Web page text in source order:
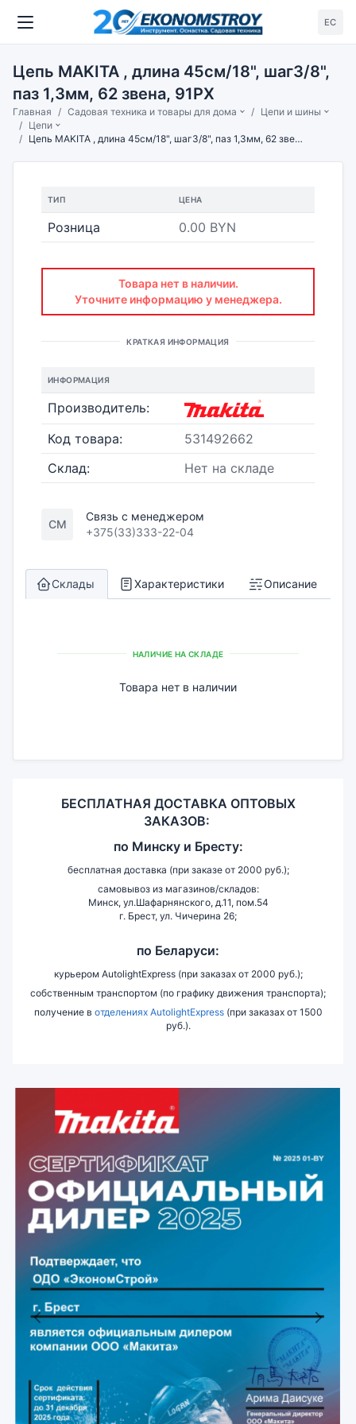
ЕС
Цепь MAKITA , длина 45см/18", шаг3/8",
паз 1,3мм, 62 звена, 91PX
Главная Садовая техника и товары для дома
Цепи и шины
Цепи
Цепь MAKITA , длина 45см/18", шаг3/8", паз 1,3мм, 62 звена, 91PX
ТИП ЦЕНА
Розница 0.00 BYN
Товара нет в наличии.
Уточните информацию у менеджера.
КРАТКАЯ ИНФОРМАЦИЯ
ИНФОРМАЦИЯ
Производитель:
Код товара:
531492662
Склад:
Нет на складе
СМ
Связь с менеджером
+375(33)333-22-04
Склады Характеристики Описание
НАЛИЧИЕ НА СКЛАДЕ
Товара нет в наличии
БЕСПЛАТНАЯ ДОСТАВКА ОПТОВЫХ
ЗАКАЗОВ:
по Минску и Бресту:
бесплатная доставка (при заказе от 2000 руб.);
самовывоз из магазинов/складов:
Минск, ул.Шафарнянского, д.11, пом.54
г. Брест, ул. Чичерина 26;
по Беларуси:
курьером AutolightExpress (при заказах от 2000 руб.);
собственным транспортом (по графику движения транспорта);
получение в отделениях AutolightExpress(при заказах от 1500
руб.).
Previous Next